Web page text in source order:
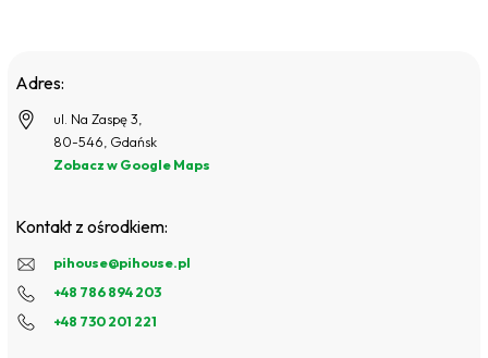
Adres:
ul. Na Zaspę 3,
80-546, Gdańsk
Zobacz w Google Maps
Kontakt z ośrodkiem:
pihouse@pihouse.pl
+48 786 894 203
+48 730 201 221